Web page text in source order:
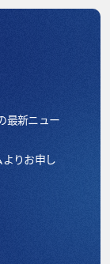
最新ニュー
よりお申し